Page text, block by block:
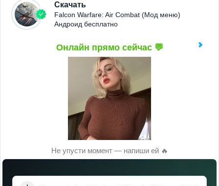
Скачать
Falcon Warfare: Air Combat (Мод меню)
Андроид бесплатно
Онлайн прямо сейчас 💬
Не упусти момент — напиши ей 🔥